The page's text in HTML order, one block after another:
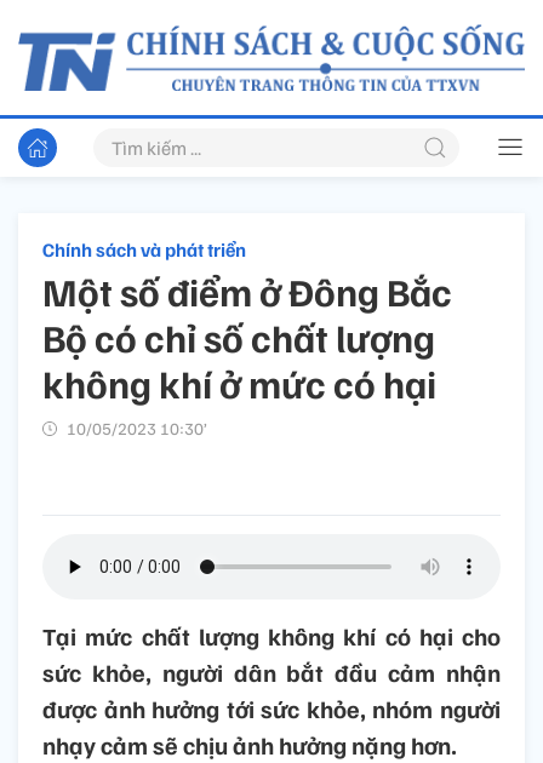
Chính sách và phát triển
Một số điểm ở Đông Bắc
Bộ có chỉ số chất lượng
không khí ở mức có hại
10/05/2023 10:30’
Tại mức chất lượng không khí có hại cho
sức khỏe, người dân bắt đầu cảm nhận
được ảnh hưởng tới sức khỏe, nhóm người
nhạy cảm sẽ chịu ảnh hưởng nặng hơn.